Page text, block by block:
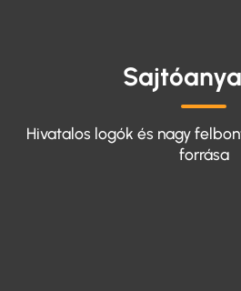
Hivatalos logók és nagy
forrása